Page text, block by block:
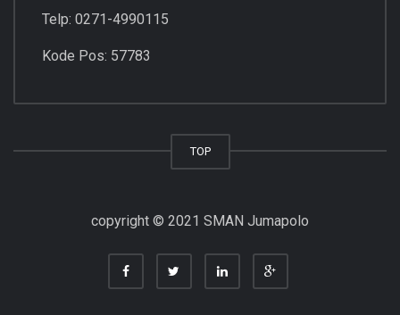
Telp: 0271-4990115
Kode Pos: 57783
TOP
copyright © 2021 SMAN Jumapolo